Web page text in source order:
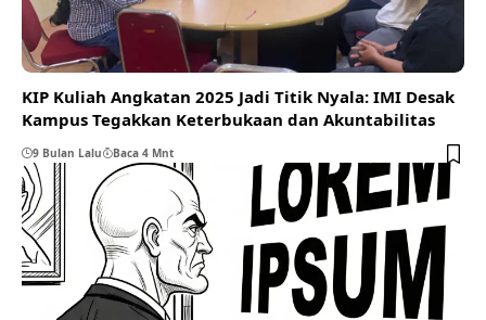
KIP Kuliah Angkatan 2025 Jadi Titik Nyala: IMI Desak
Kampus Tegakkan Keterbukaan dan Akuntabilitas
9 Bulan Lalu Baca 4 Mnt